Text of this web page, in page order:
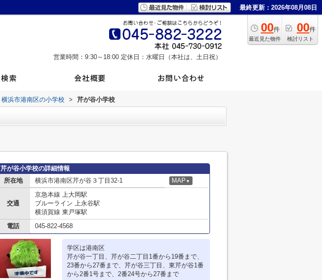
最終更新：2026年08月08日
00件
最近見た物件
00件
検討リスト
営業時間：9:30～18:00 定休日：水曜日（本社は、土日祝）
横浜市港南区の小学校 > 芹が谷小学校
芹が谷小学校の詳細情報
所在地
横浜市港南区芹が谷３丁目32-1 MAP ▼
交通
京急本線 上大岡駅
ブルーライン 上永谷駅
横須賀線 東戸塚駅
電話
045-822-4568
学区は港南区
芹が谷一丁目、芹が谷二丁目1番から19番まで、
23番から27番まで、芹が谷三丁目、東芹が谷1番
から2番1号まで、2番24号から27番まで